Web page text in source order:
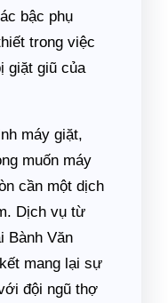
bậc phụ
trong việc
giặt giũ của
máy giặt,
muốn máy
cần một dịch
Dịch vụ từ
Bành Văn
mang lại sự
đội ngũ thợ